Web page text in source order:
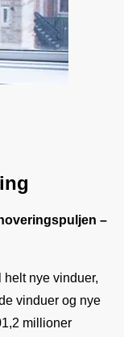
–
nye vinduer,
vinduer og nye
millioner